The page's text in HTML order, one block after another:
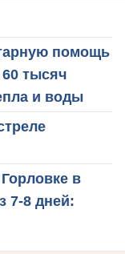
помощь
60 тысяч
и воды
в
7-8 дней: